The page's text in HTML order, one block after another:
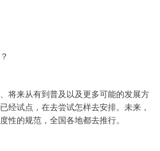
将来从有到普及以及更多可能的发展方
经试点，在去尝试怎样去安排。未来，
性的规范，全国各地都去推行。